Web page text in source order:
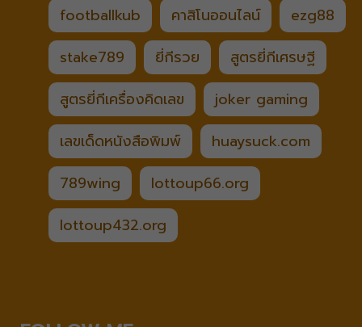
footballkub
คาสิโนออนไลน์
ezg88
stake789
ยี่กีรวย
สูตรยี่กีเศรษฐี
สูตรยี่กีเครื่องคิดเลข
joker gaming
เลขเด็ดหนังสือพิมพ์
huaysuck.com
789wing
lottoup66.org
lottoup432.org